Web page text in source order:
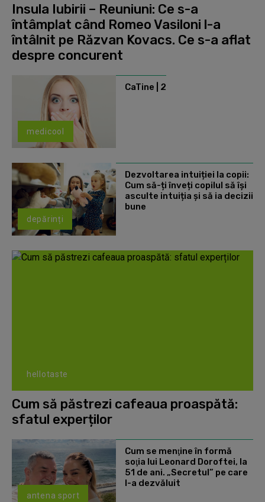
Insula Iubirii – Reuniuni: Ce s-a
întâmplat când Romeo Vasiloni l-a
întâlnit pe Răzvan Kovacs. Ce s-a aflat
despre concurent
medicool
CaTine | 2
depărinți
Dezvoltarea intuiției la copii:
Cum să-ți înveți copilul să își
asculte intuiția și să ia decizii
bune
hellotaste
Cum să păstrezi cafeaua proaspătă:
sfatul experților
antena sport
Cum se menţine în formă
soţia lui Leonard Doroftei, la
51 de ani. „Secretul” pe care
l-a dezvăluit